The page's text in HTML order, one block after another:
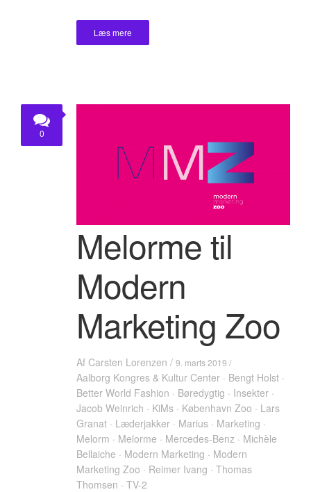
Læs mere
0
Melorme til
Modern
Marketing Zoo
Af Carsten Lorenzen / 9. marts 2019 /
Aalborg Kongres & Kultur Center · Bengt Holst ·
Better World Fashion · Børedygtig · Insekter ·
Jacob Weinrich · KiMs · København Zoo · Lars
Granat · Læderjakker · Marius · Marketing ·
Melorm · Melorme · Mercedes-Benz · Michèle
Bellaiche · Modern Marketing · Modern
Marketing Zoo · Reimer Ivang · Thomas
Thomsen · TV-2